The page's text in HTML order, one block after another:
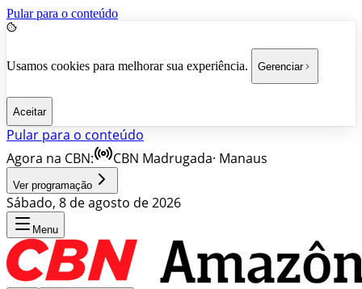
Pular para o conteúdo
Usamos cookies para melhorar sua experiência. Gerenciar
Aceitar
Pular para o conteúdo
Agora na CBN:
CBN Madrugada· Manaus
Ver programação
Sábado, 8 de agosto de 2026
Menu